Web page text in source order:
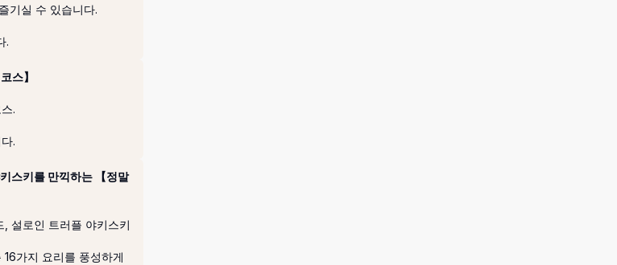
기실 수 있습니다.
.
스】
.
.
스키를 만끽하는 【정말
설로인 트러플 야키스키
가지 요리를 풍성하게